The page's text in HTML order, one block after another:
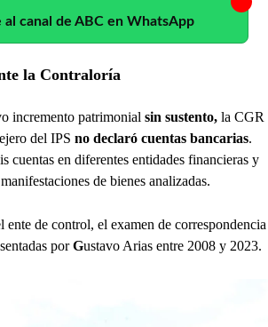
al canal de ABC en WhatsApp
la Contraloría
incremento patrimonial sin sustento, la CGR
del IPS no declaró cuentas bancarias.
cuentas en diferentes entidades financieras y
de bienes analizadas.
ente de control, el examen de correspondencia
porGustavo Arias entre 2008 y 2023.